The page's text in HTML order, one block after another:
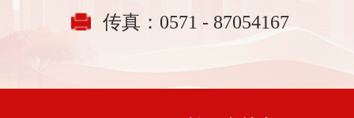
传真：0571 - 87054167